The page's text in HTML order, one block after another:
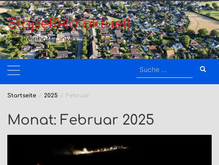
Zum
Inhalt
springen
Stapelfeld aktuell
von Reinhart Linke
Suche
nach:
Startseite 2025 Februar
Monat: Februar 2025